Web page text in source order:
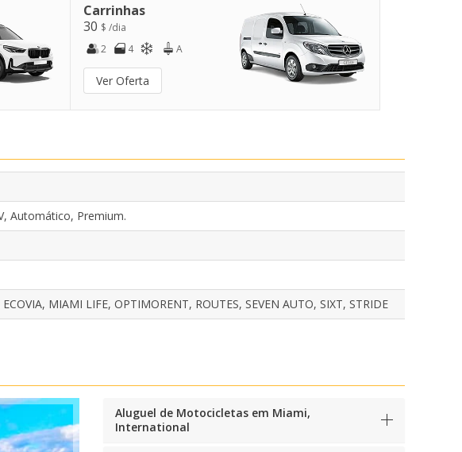
Carrinhas
30 $ /dia
2
4 A
Ver Oferta
Automático, Premium.
MIAMI LIFE, OPTIMORENT, ROUTES, SEVEN AUTO, SIXT, STRIDE
Aluguel de Motocicletas em Miami,
International